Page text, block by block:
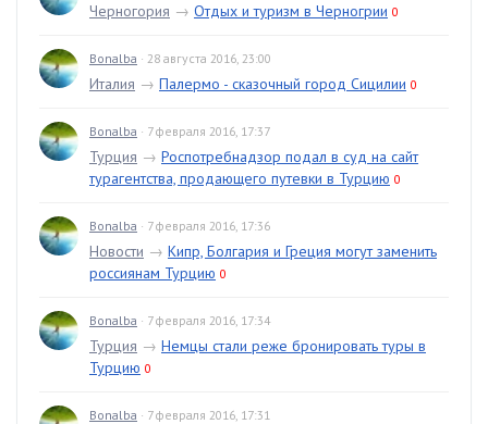
Черногория → Отдых и туризм в Черногрии 0
Bonalba · 28 августа 2016, 23:00
Италия → Палермо - сказочный город Сицилии 0
Bonalba · 7 февраля 2016, 17:37
Турция → Роспотребнадзор подал в суд на сайт
турагентства, продающего путевки в Турцию 0
Bonalba · 7 февраля 2016, 17:36
Новости → Кипр, Болгария и Греция могут заменить
россиянам Турцию 0
Bonalba · 7 февраля 2016, 17:34
Турция → Немцы стали реже бронировать туры в
Турцию 0
Bonalba · 7 февраля 2016, 17:31